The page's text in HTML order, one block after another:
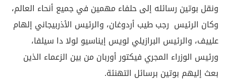
ونقل بوتين رسائله إلى حلفاء مهمين في جميع أنحاء العالم،
وكان الرئيس رجب طيب أردوغان، والرئيس الأذربيجاني إلهام
علييف، والرئيس البرازيلي لويس إيناسيو لولا دا سيلفا،
ورئيس الوزراء المجري فيكتور أوربان من بين الزعماء الذين
بعث إليهم بوتين برسائل التهنئة.